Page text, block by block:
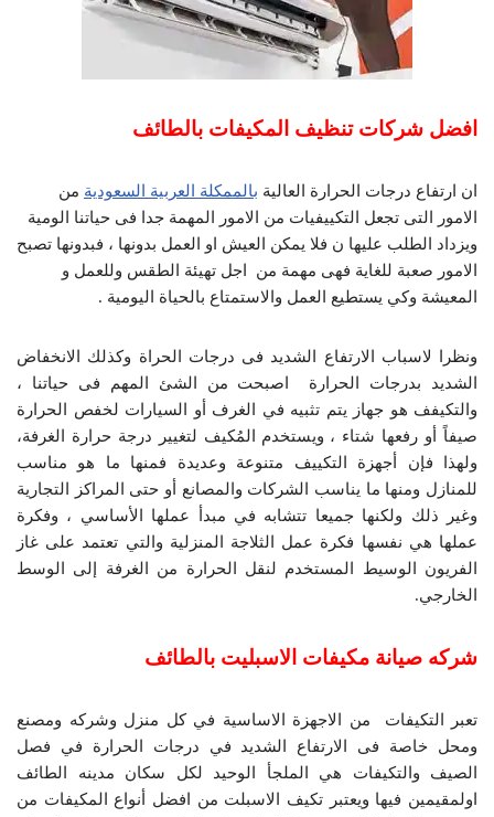
افضل شركات تنظيف المكيفات بالطائف
ان ارتفاع درجات الحرارة العالية بالممكلة العربية السعودية من
الامور التى تجعل التكييفيات من الامور المهمة جدا فى حياتنا الومية
ويزداد الطلب عليها ن فلا يمكن العيش او العمل بدونها ، فبدونها تصبح
الامور صعبة للغاية فهى مهمة من اجل تهيئة الطقس وللعمل و
المعيشة وكي يستطيع العمل والاستمتاع بالحياة اليومية .
ونظرا لاسباب الارتفاع الشديد فى درجات الحراة وكذلك الانخفاض
الشديد بدرجات الحرارة اصبحت من الشئ المهم فى حياتنا ،
والتكيفف هو جهاز يتم تثبيه في الغرف أو السيارات لخفص الحرارة
صيفاً أو رفعها شتاء ، ويستخدم المُكيف لتغيير درجة حرارة الغرفة،
ولهذا فإن أجهزة التكييف متنوعة وعديدة فمنها ما هو مناسب
للمنازل ومنها ما يناسب الشركات والمصانع أو حتى المراكز التجارية
وغير ذلك ولكنها جميعا تتشابه في مبدأ عملها الأساسي ، وفكرة
عملها هي نفسها فكرة عمل الثلاجة المنزلية والتي تعتمد على غاز
الفريون الوسيط المستخدم لنقل الحرارة من الغرفة إلى الوسط
الخارجي.
شركه صيانة مكيفات الاسبليت بالطائف
تعبر التكيفات من الاجهزة الاساسية في كل منزل وشركه ومصنع
ومحل خاصة فى الارتفاع الشديد في درجات الحرارة في فصل
الصيف والتكيفات هي الملجأ الوحيد لكل سكان مدينه الطائف
اولمقيمين فيها ويعتبر تكيف الاسبلت من افضل أنواع المكيفات من